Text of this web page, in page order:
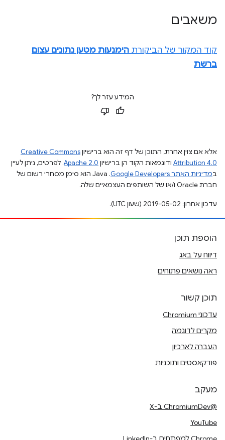
משאבים
קוד המקור של הביקורת הימנעות מטען נתונים עצום
ברשת
המידע עזר לך?
אלא אם צוין אחרת, התוכן של דף זה הוא ברישיוןCreative Commons
Attribution 4.0 ודוגמאות הקוד הן ברישיון Apache 2.0. לפרטים, ניתן לעיין
במדיניות האתר Google Developers‏
.‏ Java הוא סימן מסחרי רשום של
חברת Oracle ו/או של השותפים העצמאיים שלה.
עדכון אחרון: 2019-05-02 (שעון UTC).
הוספת תוכן
דיווח על באג
ראה נושאים פתוחים
תוכן קשור
עדכוני Chromium
מקרים לדוגמה
העברה לארכיון
פודקאסטים ותוכניות
מעקב
@ChromiumDev ב-X
YouTube